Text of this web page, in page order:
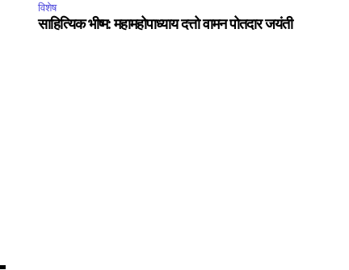
विशेष
साहित्यिक भीष्म: महामहोपाध्याय दत्तो वामन पोतदार जयंती